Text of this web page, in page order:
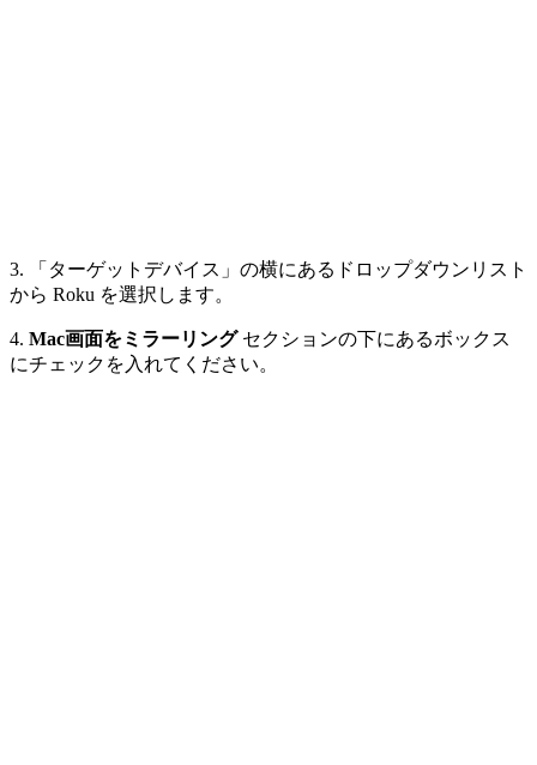
3. 「ターゲットデバイス」の横にあるドロップダウンリスト
から Roku を選択します。
4. Mac画面をミラーリングセクションの下にあるボックス
にチェックを入れてください。